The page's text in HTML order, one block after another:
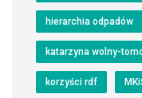
hierarchia odpadów
katarzyna wolny-
korzyści rdf